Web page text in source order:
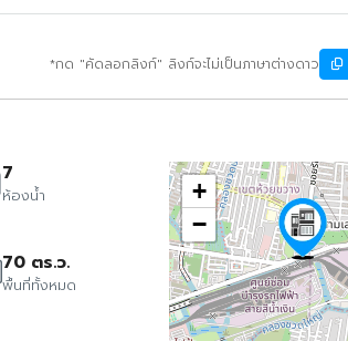
*กด "คัดลอกลิงก์" ลิงก์จะไม่เป็นภาษาต่างดาว
7
ห้องน้ำ
70 ตร.ว.
พื้นที่ทั้งหมด
+
−